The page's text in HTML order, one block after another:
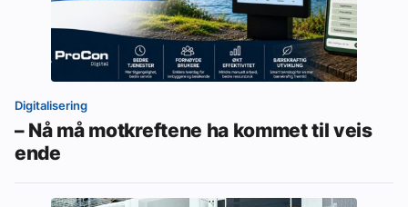
Digitalisering
– Nå må motkreftene ha kommet til veis
ende